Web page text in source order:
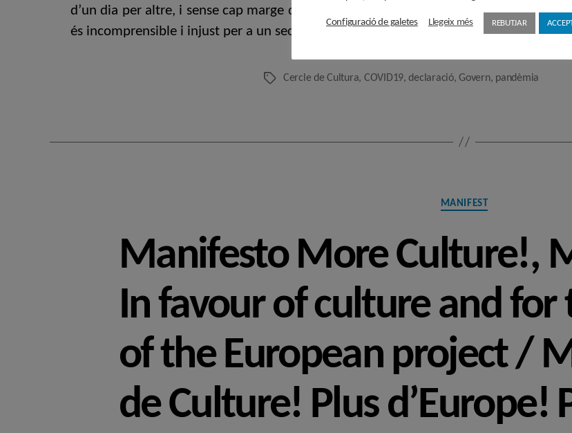
d’un dia per altre, i sense cap marge de planificació, malgrat la recent declaració
és incomprensible i injust per a un sector que fa temps que apliquen les màximes
EtiquetesCercle de Cultura, COVID19,declaració,Govern, pandèmia
Categories
MANIFEST
Manifesto More Culture!,
In favour of culture and for
of the European project /
de Culture! Plus d’Europe!
Configuració de galetes Llegeix més REBUTJAR